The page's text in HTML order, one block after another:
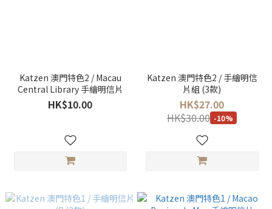
Katzen 澳門特色2 / Macau
Central Library 手繪明信片
HK$10.00
Katzen 澳門特色2 / 手繪明信
片組 (3款)
HK$27.00
HK$30.00 -10%